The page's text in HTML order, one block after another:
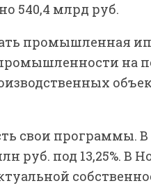
540,4 млрд руб.
промышленная
на
свои программы.
руб. под 13,25%.